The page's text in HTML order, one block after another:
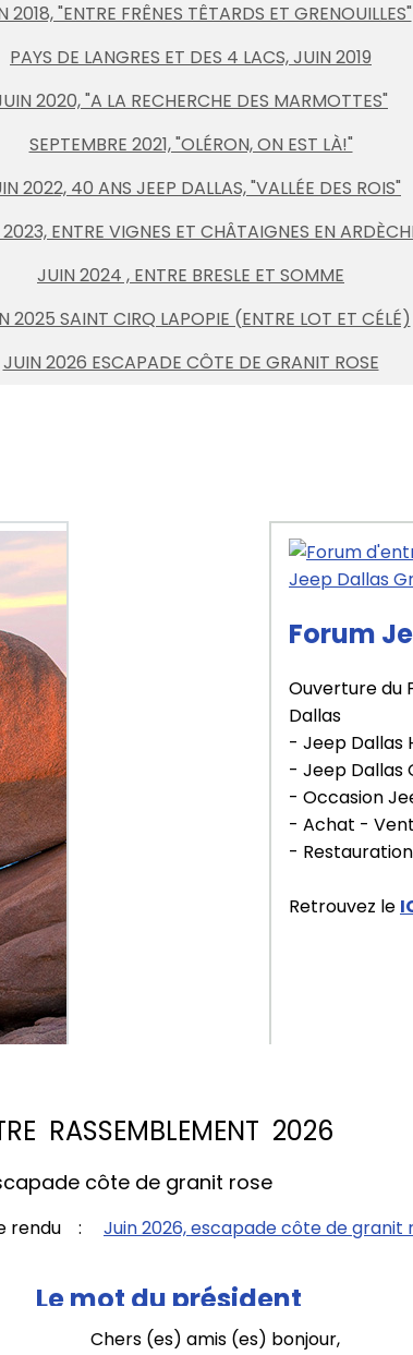
2018, "ENTRE FRÊNES TÊTARDS ET GRENOUILLES"
PAYS DE LANGRES ET DES 4 LACS, JUIN 2019
2020, "A LA RECHERCHE DES MARMOTTES"
SEPTEMBRE 2021, "OLÉRON, ON EST LÀ!"
2022, 40 ANS JEEP DALLAS, "VALLÉE DES ROIS"
ENTRE VIGNES ET CHÂTAIGNES EN
JUIN 2024 , ENTRE BRESLE ET SOMME
2025 SAINT CIRQ LAPOPIE (ENTRE LOT ET CÉLÉ)
JUIN 2026 ESCAPADE CÔTE DE GRANIT ROSE
Forum
Ouverture du
Dallas
- Jeep Dallas
- Jeep Dallas
- Occasion
- Achat -
-
Retrouvez le
2026
granit rose
: Juin 2026, escapade côte de granit
Le mot du président
Chers (es) amis (es) bonjour,